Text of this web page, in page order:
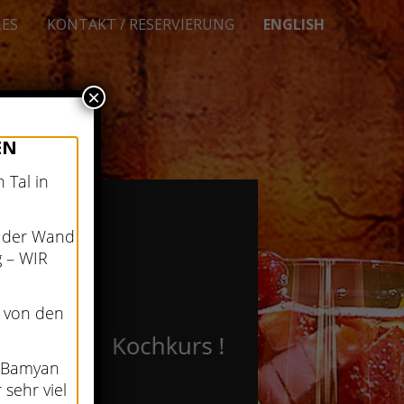
ENGLISH
KONTAKT / RESERVIERUNG
Tal in
Wand
WIR
den
viel
×